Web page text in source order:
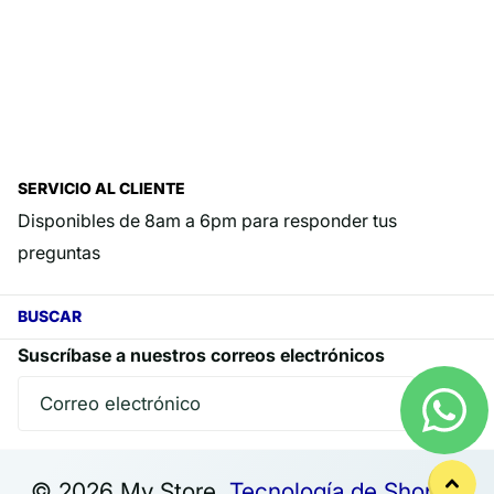
SERVICIO AL CLIENTE
Disponibles de 8am a 6pm para responder tus
preguntas
BUSCAR
Suscríbase a nuestros correos electrónicos